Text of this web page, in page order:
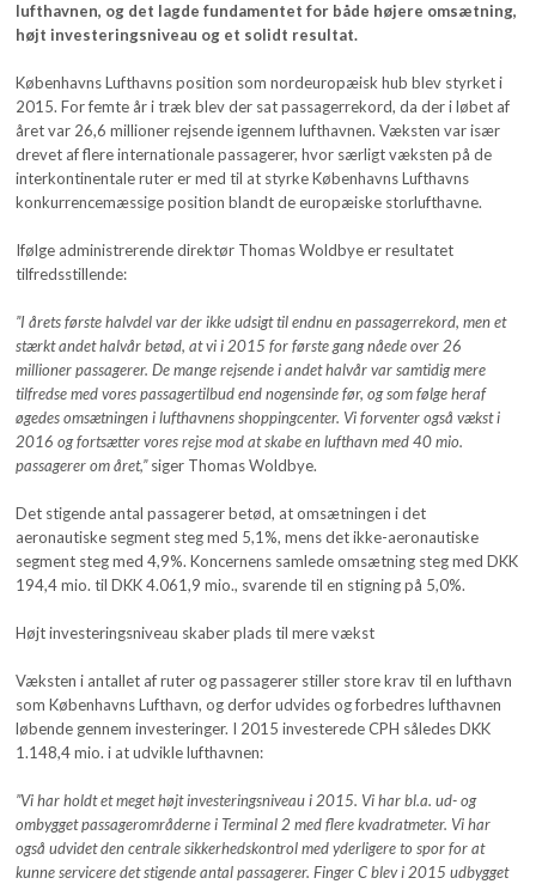
lufthavnen, og det lagde fundamentet for både højere omsætning,
højt investeringsniveau og et solidt resultat.
Københavns Lufthavns position som nordeuropæisk hub blev styrket i
2015. For femte år i træk blev der sat passagerrekord, da der i løbet af
året var 26,6 millioner rejsende igennem lufthavnen. Væksten var især
drevet af flere internationale passagerer, hvor særligt væksten på de
interkontinentale ruter er med til at styrke Københavns Lufthavns
konkurrencemæssige position blandt de europæiske storlufthavne.
Ifølge administrerende direktør Thomas Woldbye er resultatet
tilfredsstillende:
”I årets første halvdel var der ikke udsigt til endnu en passagerrekord, men et
stærkt andet halvår betød, at vi i 2015 for første gang nåede over 26
millioner passagerer. De mange rejsende i andet halvår var samtidig mere
tilfredse med vores passagertilbud end nogensinde før, og som følge heraf
øgedes omsætningen i lufthavnens shoppingcenter. Vi forventer også vækst i
2016 og fortsætter vores rejse mod at skabe en lufthavn med 40 mio.
passagerer om året,”siger Thomas Woldbye.
Det stigende antal passagerer betød, at omsætningen i det
aeronautiske segment steg med 5,1%, mens det ikke-aeronautiske
segment steg med 4,9%. Koncernens samlede omsætning steg med DKK
194,4 mio. til DKK 4.061,9 mio., svarende til en stigning på 5,0%.
Højt investeringsniveau skaber plads til mere vækst
Væksten i antallet af ruter og passagerer stiller store krav til en lufthavn
som Københavns Lufthavn, og derfor udvides og forbedres lufthavnen
løbende gennem investeringer. I 2015 investerede CPH således DKK
1.148,4 mio. i at udvikle lufthavnen:
”Vi har holdt et meget højt investeringsniveau i 2015. Vi har bl.a. ud- og
ombygget passagerområderne i Terminal 2 med flere kvadratmeter. Vi har
også udvidet den centrale sikkerhedskontrol med yderligere to spor for at
kunne servicere det stigende antal passagerer. Finger C blev i 2015 udbygget